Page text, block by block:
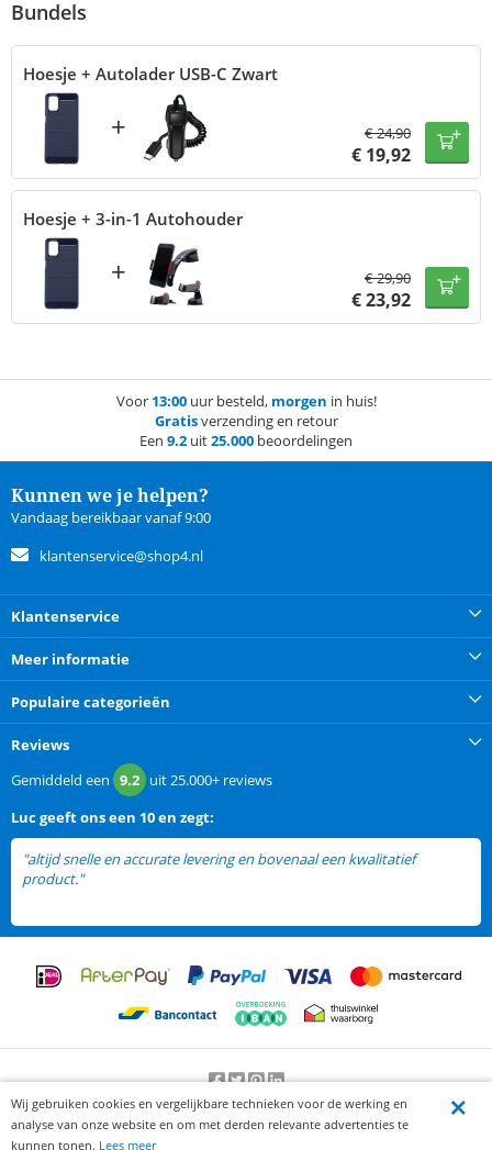
Bundels
Hoesje + Autolader USB-C Zwart
+ €24,90
€ 19,92
Hoesje + 3-in-1 Autohouder
+ €29,90
€23,92
Voor 13:00uur besteld, morgen in huis!
Gratisverzending en retour
Een 9.2 uit25.000 beoordelingen
Kunnen we je helpen?
Vandaag bereikbaar vanaf 9:00
klantenservice@shop4.nl
Klantenservice
Meer informatie
Populaire categorieën
Reviews
Gemiddeld een 9.2 uit25.000+ reviews
Lucgeeft ons een 10 en zegt:
"altijd snelle en accurate levering en bovenaal een kwalitatief
product."
Beoordeling door klanten:9.2/10-25000beoordelingen
Wij gebruiken cookies en vergelijkbare technieken voor de werking en
analyse van onze website en om met derden relevante advertenties te
kunnen tonen. Lees meer